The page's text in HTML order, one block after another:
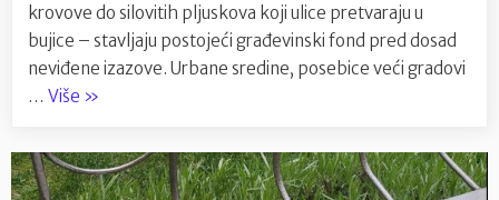
za
krovove do silovitih pljuskova koji ulice pretvaraju u
bujice – stavljaju postojeći građevinski fond pred dosad
neviđene izazove. Urbane sredine, posebice veći gradovi
… Više “Zašto
ulice
postaju
»